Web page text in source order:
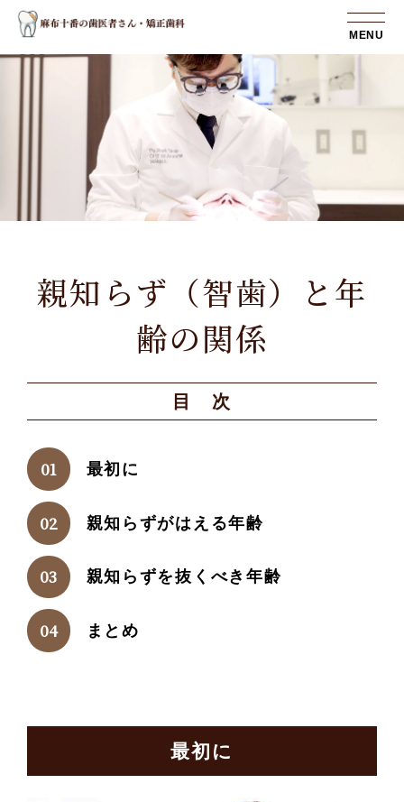
親知らず（智歯）と年
齢の関係
目 次
最初に
親知らずがはえる年齢
親知らずを抜くべき年齢
まとめ
最初に
MENU